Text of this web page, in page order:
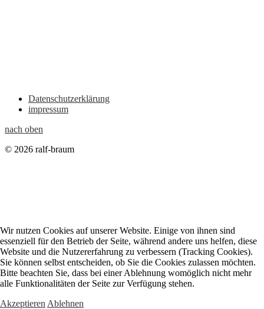
Datenschutzerklärung
impressum
nach oben
© 2026 ralf-braum
Wir nutzen Cookies auf unserer Website. Einige von ihnen sind
essenziell für den Betrieb der Seite, während andere uns helfen, diese
Website und die Nutzererfahrung zu verbessern (Tracking Cookies).
Sie können selbst entscheiden, ob Sie die Cookies zulassen möchten.
Bitte beachten Sie, dass bei einer Ablehnung womöglich nicht mehr
alle Funktionalitäten der Seite zur Verfügung stehen.
Akzeptieren Ablehnen